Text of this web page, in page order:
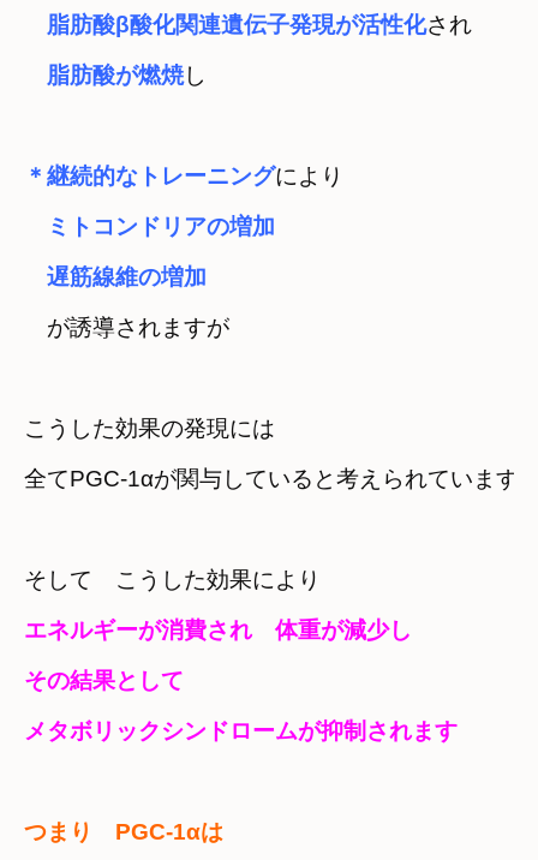
脂肪酸β酸化関連遺伝子発現が活性化され
脂肪酸が燃焼し
＊継続的なトレーニングにより
ミトコンドリアの増加
が誘導されますが
こうした効果の発現には
全てPGC-1αが関与していると考えられています
そして　こうした効果により
エネルギーが消費され　体重が減少し
その結果として
つまり　PGC-1αは